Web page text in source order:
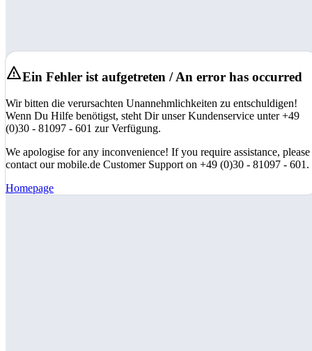
Ein Fehler ist aufgetreten / An error has occurred
Wir bitten die verursachten Unannehmlichkeiten zu entschuldigen!
Wenn Du Hilfe benötigst, steht Dir unser Kundenservice unter +49
(0)30 - 81097 - 601 zur Verfügung.
We apologise for any inconvenience! If you require assistance, please
contact our mobile.de Customer Support on +49 (0)30 - 81097 - 601.
Homepage